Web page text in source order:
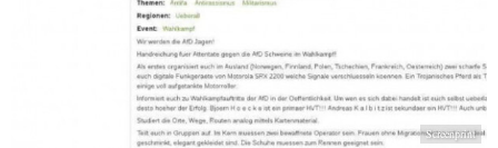
Screenprint